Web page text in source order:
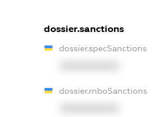
dossier.sanctions
dossier.specSanctions
dossier.rnboSanctions